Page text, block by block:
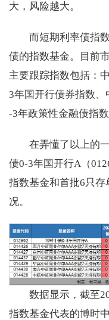
大，风险越大。
而短期利率债指
债的指数基金。目前
主要跟踪指数包括：
3年国开行债券指数
-3年政策性金融债指数
在弄懂了以上的
债0-3年国开行A（
指数基金和首批6只
况。
数据显示，截至
指数基金代表的博时